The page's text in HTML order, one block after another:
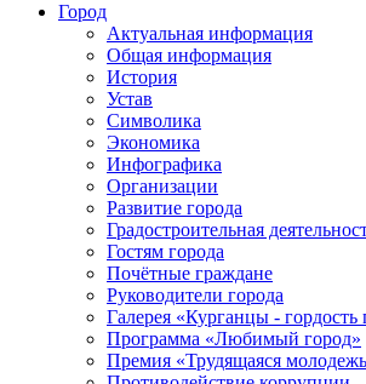
Город
Актуальная информация
Общая информация
История
Устав
Символика
Экономика
Инфографика
Организации
Развитие города
Градостроительная
Гостям города
Почётные граждане
Руководители города
Галерея «Курганцы - гордость
Программа «Любимый город»
Премия «Трудящаяся